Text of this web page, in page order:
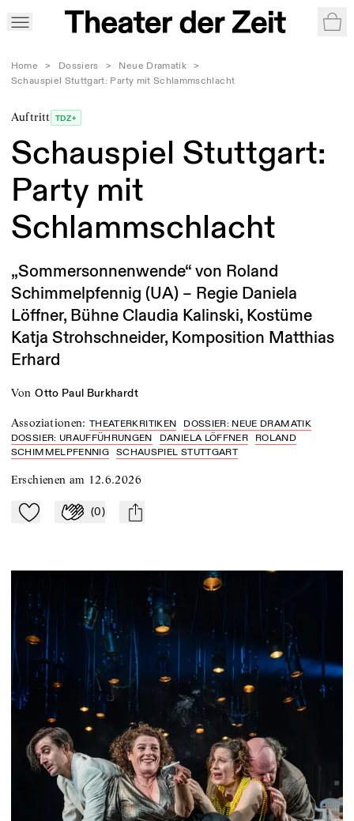
Home > Dossiers > Neue Dramatik
>
Schauspiel Stuttgart: Party mit Schlammschlacht
Auftritt TDZ+
Schauspiel Stuttgart:
Party mit
Schlammschlacht
„Sommersonnenwende“ von Roland
Schimmelpfennig (UA) – Regie Daniela
Löffner, Bühne Claudia Kalinski, Kostüme
Katja Strohschneider, Komposition Matthias
Erhard
von Otto Paul Burkhardt
Assoziationen:THEATERKRITIKEN
DOSSIER: NEUE DRAMATIK
DOSSIER: URAUFFÜHRUNGEN
DANIELA LÖFFNER
ROLAND
SCHIMMELPFENNIG SCHAUSPIEL STUTTGART
Erschienen am 12.6.2026
Zu Mein-TdZ hinzufügen
Applaudieren
(0) mail